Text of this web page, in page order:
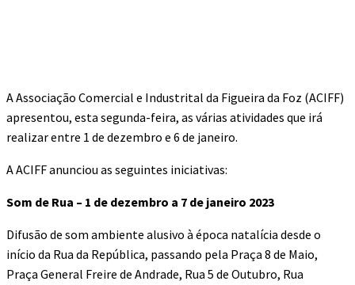
A Associação Comercial e Industrital da Figueira da Foz (ACIFF)
apresentou, esta segunda-feira, as várias atividades que irá
realizar entre 1 de dezembro e 6 de janeiro.
A ACIFF anunciou as seguintes iniciativas:
Som de Rua – 1 de dezembro a 7 de janeiro 2023
Difusão de som ambiente alusivo à época natalícia desde o
início da Rua da República, passando pela Praça 8 de Maio,
Praça General Freire de Andrade, Rua 5 de Outubro, Rua